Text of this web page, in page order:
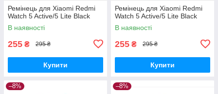
Ремінець для Xiaomi Redmi
Watch 5 Active/5 Lite Black
В наявності
255 ₴ 295 ₴
Купити
Ремінець для Xiaomi Redmi
Watch 5 Active/5 Lite Black
В наявності
255 ₴ 295 ₴
Купити
–8% –8%